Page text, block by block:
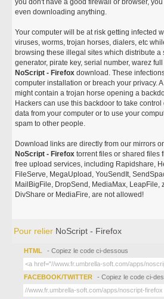
you don't have a good firewall or browser,
even downloading anything.
Your computer will be at risk getting infected
viruses, worms, trojan horses, dialers, etc
browsing these illegal sites which distribute a
generator, pirate key, serial number, warez
NoScript - Firefox download. These
computer installation or breach your privacy.
might contain a trojan horse opening a
Hackers can use this backdoor to take
data from your computer or to use your
spam to other people.
Download links are directly from our mirrors
NoScript - Firefox torrent files or shared files
free upload services, including Rapidshare,
FileServe, MegaUpload, YouSendIt,
MailBigFile, DropSend, MediaMax, LeapFile,
DivShare or MediaFire, are not allowed!
Pour relier NoScript - Firefox
HTML - Copiez le code ci-dessous
FACEBOOK/TWITTER - Copiez le code ci-